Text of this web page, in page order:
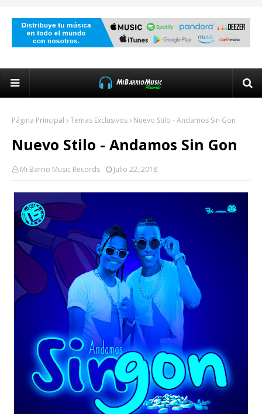
Página Principal Temas Exclusivos Nuevo Stilo - Andamos Sin Gon
Nuevo Stilo - Andamos Sin Gon
Mi Barrio Music Records Julio 22, 2018